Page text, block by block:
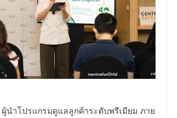
นำโปรแกรมดูแลลูกค้าระดับพรีเมียม ภาย